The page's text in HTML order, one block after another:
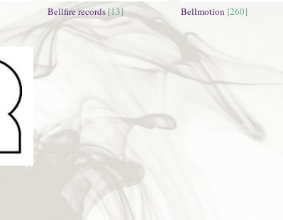
Bellfire records [13] Bellmotion [260]